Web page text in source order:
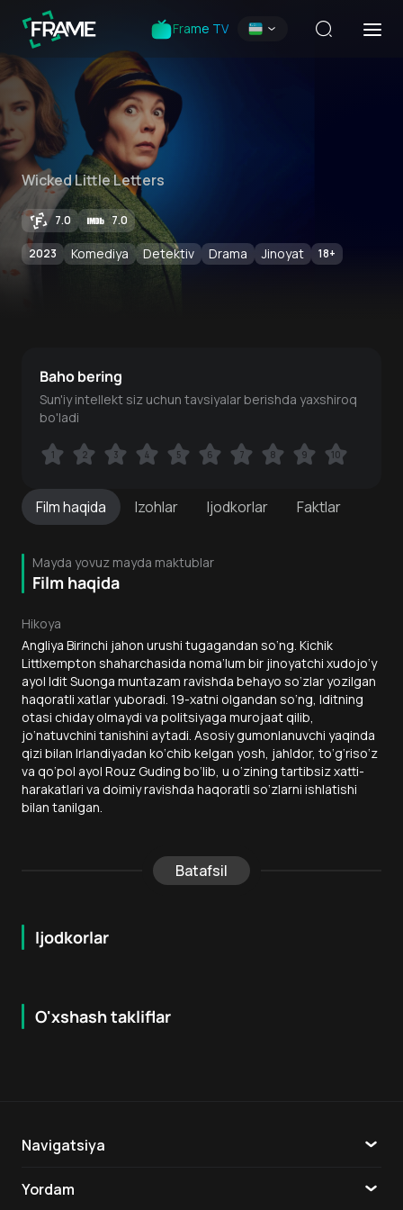
Frame TV
Wicked Little Letters
7.0 7.0
2023 Komediya Detektiv Drama Jinoyat 18+
Filmhaqida Izohlar Ijodkorlar Faktlar
Mayda yovuz mayda maktublar
Film haqida
Hikoya
Angliya Birinchi jahon urushi tugagandan so‘ng. Kichik
Littlxempton shaharchasida noma’lum bir jinoyatchi xudojo‘y
ayol Idit Suonga muntazam ravishda behayo so‘zlar yozilgan
haqoratli xatlar yuboradi. 19-xatni olgandan so‘ng, Iditning
otasi chiday olmaydi va politsiyaga murojaat qilib,
jo‘natuvchini tanishini aytadi. Asosiy gumonlanuvchi yaqinda
qizi bilan Irlandiyadan ko‘chib kelgan yosh, jahldor, to‘g‘riso‘z
va qo‘pol ayol Rouz Guding bo‘lib, u o‘zining tartibsiz xatti-
harakatlari va doimiy ravishda haqoratli so‘zlarni ishlatishi
bilan tanilgan.
Batafsil
Ijodkorlar
Baho bering
Sun'iy intellekt siz uchun tavsiyalar berishda yaxshiroq
bo'ladi
1 2 3 4 5 6 7 8 9 10
1 2 3 4 5 6 7 8 9 10
O'xshash takliflar
18 + 6.3
Navigatsiya
Yordam